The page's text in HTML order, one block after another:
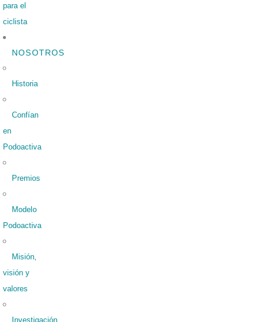
para el
ciclista
NOSOTROS
Historia
Confían
en
Podoactiva
Premios
Modelo
Podoactiva
Misión,
visión y
valores
Investigación